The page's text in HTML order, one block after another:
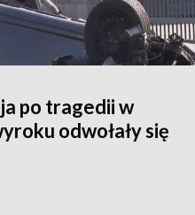
po tragedii w
odwołały się